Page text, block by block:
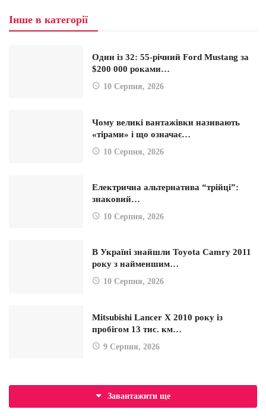
Інше в категорії
Один із 32: 55-річний Ford Mustang за
$200 000 роками…
10 Серпня, 2026
Чому великі вантажівки називають
«тірами» і що означає…
10 Серпня, 2026
Електрична альтернатива “трійці”:
знаковий…
10 Серпня, 2026
В Україні знайшли Toyota Camry 2011
року з найменшим…
10 Серпня, 2026
Mitsubishi Lancer X 2010 року із
пробігом 13 тис. км…
9 Серпня, 2026
Завантажити ще